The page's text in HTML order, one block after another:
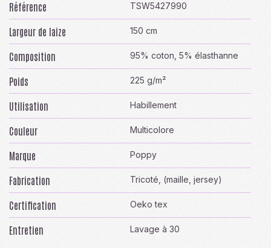
Référence TSW5427990
Largeur de laize 150 cm
Composition 95% coton, 5% élasthanne
Poids 225 g/m²
Utilisation Habillement
Couleur Multicolore
Marque Poppy
Fabrication Tricoté, (maille, jersey)
Certification Oeko tex
Entretien Lavage à 30